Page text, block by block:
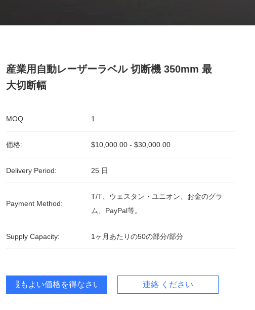
産業用自動レーザーラベル 切断機 350mm 最
大切断幅
MOQ: 1
価格: $10,000.00 - $30,000.00
Delivery Period: 25 日
Payment Method:
T/T、ウェスタン・ユニオン、お金のグラ
ム、PayPal等。
Supply Capacity: 1ヶ月あたりの50の部分/部分
最もよい価格を得なさい 連絡 ください